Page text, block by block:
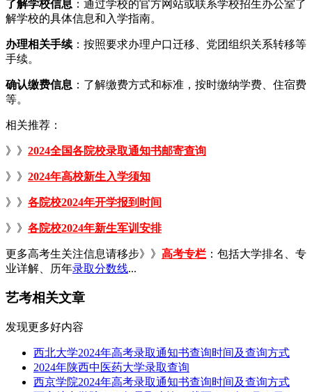
了解学校信息 ：通过学校的官方网站或联系学校招生办公室了
解学校的具体信息和入学指南。
办理相关手续：按照要求办理户口迁移、党团组织关系转移等
手续。
确认缴费信息 ：了解缴费方式和标准，按时缴纳学费、住宿费
等。
相关推荐：
》》 2024全国各院校录取通知书邮寄查询
》》 2024年高校新生入学须知
》》 各院校2024年开学报到时间
》》 各院校2024年新生军训安排
更多高考生关注信息请移步》》 高考专栏 ：包括大学排名、专
业详解、历年录取分数线...
艺考相关文章
发现更多好内容
西北大学2024年高考录取通知书查询时间及查询方式
2024年陕西中医药大学录取查询
西京学院2024年高考录取通知书查询时间及查询方式